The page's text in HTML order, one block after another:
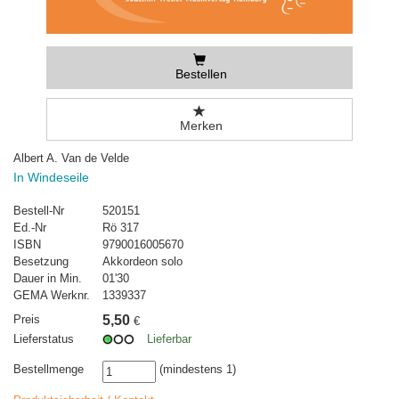
Bestellen
Merken
Albert A. Van de Velde
In Windeseile
Bestell-Nr
520151
Ed.-Nr
Rö 317
ISBN
9790016005670
Besetzung
Akkordeon solo
Dauer in Min.
01'30
GEMA Werknr.
1339337
Preis
5,50 €
Lieferstatus
Lieferbar
Bestellmenge (mindestens 1)